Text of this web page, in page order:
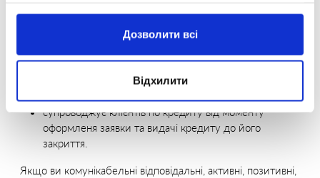
Дозволити всі
Відхилити
консультує клієнтів;
повідомляє своїм клієнтам про акції та знижки для
нього в нашій компанії;
супроводжує клієнтів по кредиту від моменту
оформленя заявки та видачі кредиту до його
закриття.
Якщо ви комунікабельні відповідальні, активні, позитивні,